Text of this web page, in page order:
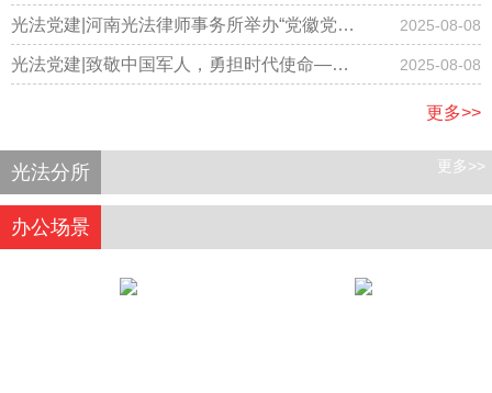
律师事务所律师集体观看阅兵仪式
光法党建|河南光法律师事务所举办“党徽党旗
有规范，学习践行记心间”专题学习主题党日
2025-08-08
光法党建|致敬中国军人，勇担时代使命—— 2025-08-08
更多>>
光法分所 更多>>
办公场景